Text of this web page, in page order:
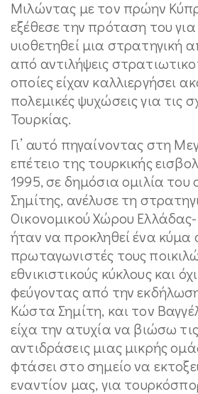
Μιλώντας με τον πρώην
εξέθεσε την πρόταση του
υιοθετηθεί μια στρατηγική
από αντιλήψεις
οποίες είχαν καλλιεργήσει
πολεμικές ψυχώσεις για τις
Τουρκίας.
Γι’ αυτό πηγαίνοντας στη
επέτειο της τουρκικής
1995, σε δημόσια ομιλία
Σημίτης, ανέλυσε τη
Οικονομικού Χώρου
ήταν να προκληθεί ένα
πρωταγωνιστές τους
εθνικιστικούς κύκλους και
φεύγοντας από την
Κώστα Σημίτη, και τον
είχα την ατυχία να βιώσω
αντιδράσεις μιας μικρής
φτάσει στο σημείο να
εναντίον μας, για